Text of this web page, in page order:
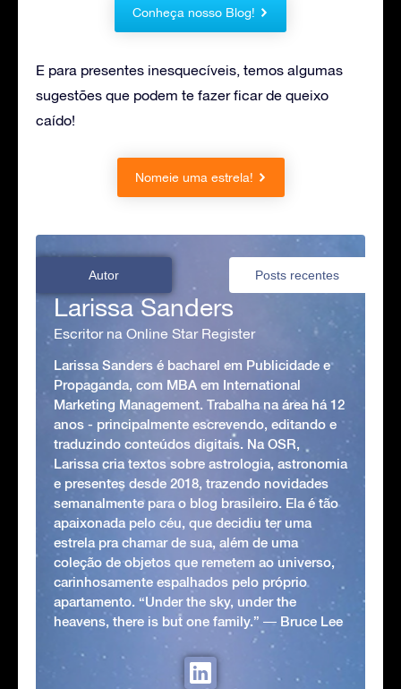
Conheça nosso Blog!
E para presentes inesquecíveis, temos algumas
sugestões que podem te fazer ficar de queixo
caído!
Nomeie uma estrela!
Autor Posts recentes
Larissa Sanders
Escritor na Online Star Register
Larissa Sanders é bacharel em Publicidade e
Propaganda, com MBA em International
Marketing Management. Trabalha na área há 12
anos - principalmente escrevendo, editando e
traduzindo conteúdos digitais. Na OSR,
Larissa cria textos sobre astrologia, astronomia
e presentes desde 2018, trazendo novidades
semanalmente para o blog brasileiro. Ela é tão
apaixonada pelo céu, que decidiu ter uma
estrela pra chamar de sua, além de uma
coleção de objetos que remetem ao universo,
carinhosamente espalhados pelo próprio
apartamento. “Under the sky, under the
heavens, there is but one family.” ― Bruce Lee